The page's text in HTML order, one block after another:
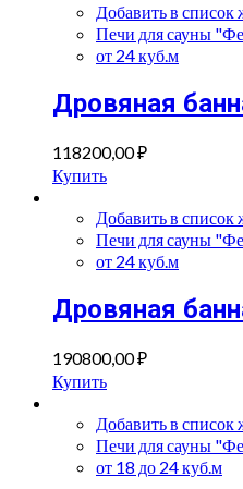
Добавить в список
Печи для сауны
от 24 куб.м
Дровяная
118200,00₽
Купить
Добавить в список
Печи для сауны
от 24 куб.м
Дровяная
190800,00₽
Купить
Добавить в список
Печи для сауны
от 18 до 24 куб.м